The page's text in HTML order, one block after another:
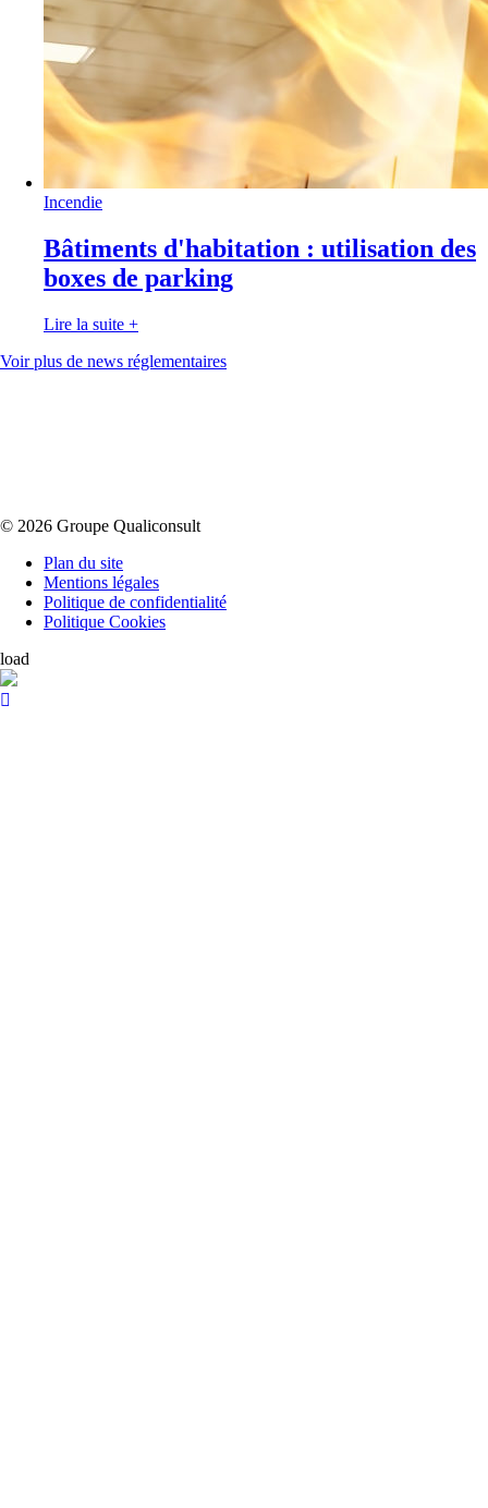
Incendie
Bâtiments d'habitation : utilisation des
boxes de parking
Lire la suite +
Voir plus de news réglementaires
© 2026 Groupe Qualiconsult
Plan du site
Mentions légales
Politique de confidentialité
Politique Cookies
load